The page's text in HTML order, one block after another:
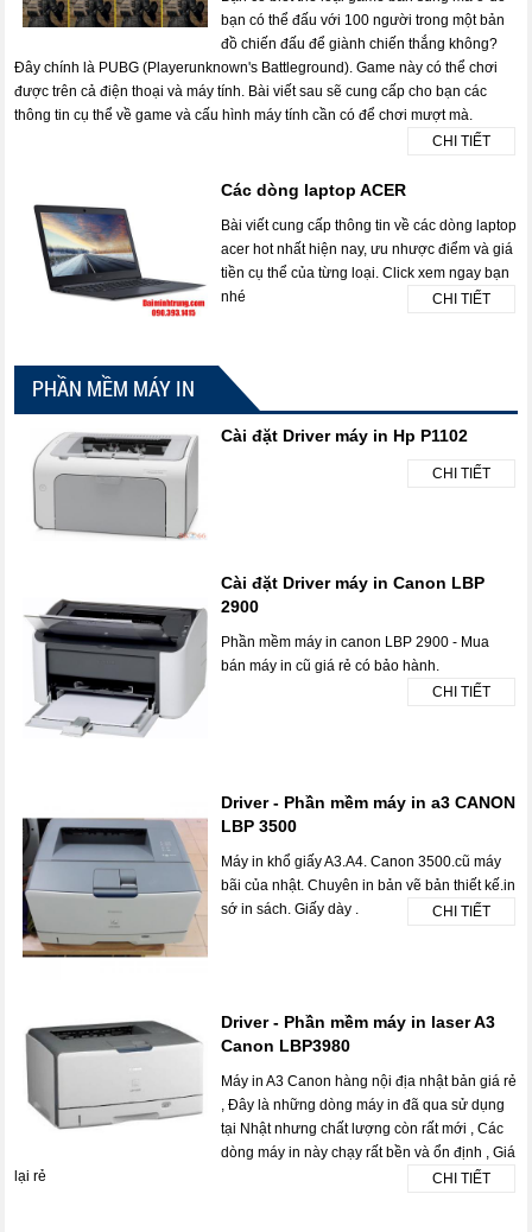
bạn có thể đấu với 100 người trong một bản
đồ chiến đấu để giành chiến thắng không?
Đây chính là PUBG (Playerunknown's Battleground). Game này có thể chơi
được trên cả điện thoại và máy tính. Bài viết sau sẽ cung cấp cho bạn các
thông tin cụ thể về game và cấu hình máy tính cần có để chơi mượt mà.
CHI TIẾT
Các dòng laptop ACER
Bài viết cung cấp thông tin về các dòng laptop
acer hot nhất hiện nay, ưu nhược điểm và giá
tiền cụ thể của từng loại. Click xem ngay bạn
nhé
CHI TIẾT
PHẦN MỀM MÁY IN
Cài đặt Driver máy in Hp P1102
CHI TIẾT
Cài đặt Driver máy in Canon LBP
2900
Phần mềm máy in canon LBP 2900 - Mua
bán máy in cũ giá rẻ có bảo hành.
CHI TIẾT
Driver - Phần mềm máy in a3 CANON
LBP 3500
Máy in khổ giấy A3.A4. Canon 3500.cũ máy
bãi của nhật. Chuyên in bản vẽ bản thiết kế.in
sớ in sách. Giấy dày .
CHI TIẾT
Driver - Phần mềm máy in laser A3
Canon LBP3980
Máy in A3 Canon hàng nội địa nhật bản giá rẻ
, Đây là những dòng máy in đã qua sử dụng
tại Nhật nhưng chất lượng còn rất mới , Các
dòng máy in này chạy rất bền và ổn định , Giá
lại rẻ
CHI TIẾT